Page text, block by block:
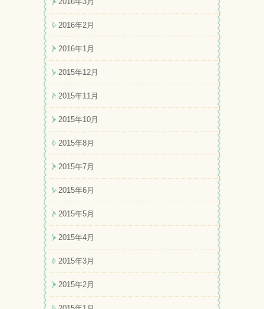
2016年2月
2016年1月
2015年12月
2015年11月
2015年10月
2015年8月
2015年7月
2015年6月
2015年5月
2015年4月
2015年3月
2015年2月